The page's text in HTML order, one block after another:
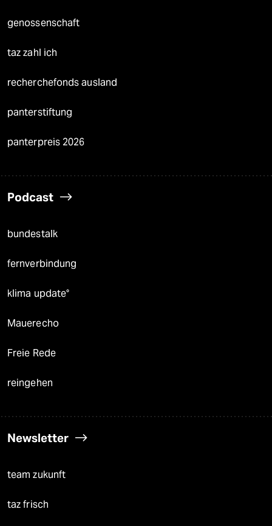
genossenschaft
taz zahl ich
recherchefonds ausland
panterstiftung
panterpreis 2026
Podcast
bundestalk
fernverbindung
klima update°
Mauerecho
Freie Rede
reingehen
Newsletter
team zukunft
taz frisch